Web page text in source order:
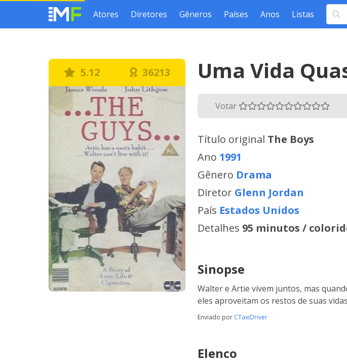
Atores Diretores Gêneros Países Anos Listas
5.12 36213 Uma Vida
Votar
Título original The Boys
Ano 1991
Gênero Drama
Diretor Glenn Jordan
País Estados Unidos
Detalhes 95 minutos /
Sinopse
Walter e Artie vivem juntos, mas
eles aproveitam os restos de suas
Enviado por CTaxiDriver
Elenco